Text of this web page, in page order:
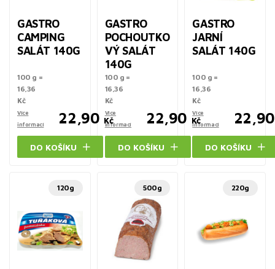
GASTRO
CAMPING
SALÁT 140G
100 g =
16,36
Kč
Více
informací
22,90 Kč
DO KOŠÍKU
GASTRO
POCHOUTKO
VÝ SALÁT
140G
100 g =
16,36
Kč
Více
informací
22,90 Kč
DO KOŠÍKU
GASTRO
JARNÍ
SALÁT 140G
100 g =
16,36
Kč
Více
informací
22,90
DO KOŠÍKU
120g 500g 220g